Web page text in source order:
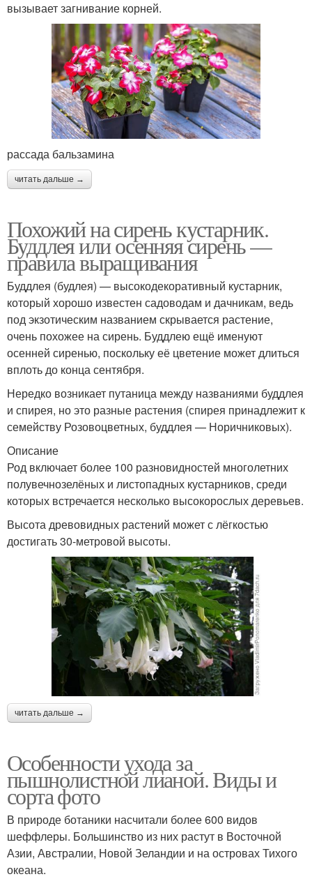
вызывает загнивание корней.
рассада бальзамина
читать дальше →
Похожий на сирень кустарник.
Буддлея или осенняя сирень —
правила выращивания
Буддлея (будлея) — высокодекоративный кустарник,
который хорошо известен садоводам и дачникам, ведь
под экзотическим названием скрывается растение,
очень похожее на сирень. Буддлею ещё именуют
осенней сиренью, поскольку её цветение может длиться
вплоть до конца сентября.
Нередко возникает путаница между названиями буддлея
и спирея, но это разные растения (спирея принадлежит к
семейству Розовоцветных, буддлея — Норичниковых).
Описание
Род включает более 100 разновидностей многолетних
полувечнозелёных и листопадных кустарников, среди
которых встречается несколько высокорослых деревьев.
Высота древовидных растений может с лёгкостью
достигать 30-метровой высоты.
читать дальше →
Особенности ухода за
пышнолистной лианой. Виды и
сорта фото
В природе ботаники насчитали более 600 видов
шеффлеры. Большинство из них растут в Восточной
Азии, Австралии, Новой Зеландии и на островах Тихого
океана.